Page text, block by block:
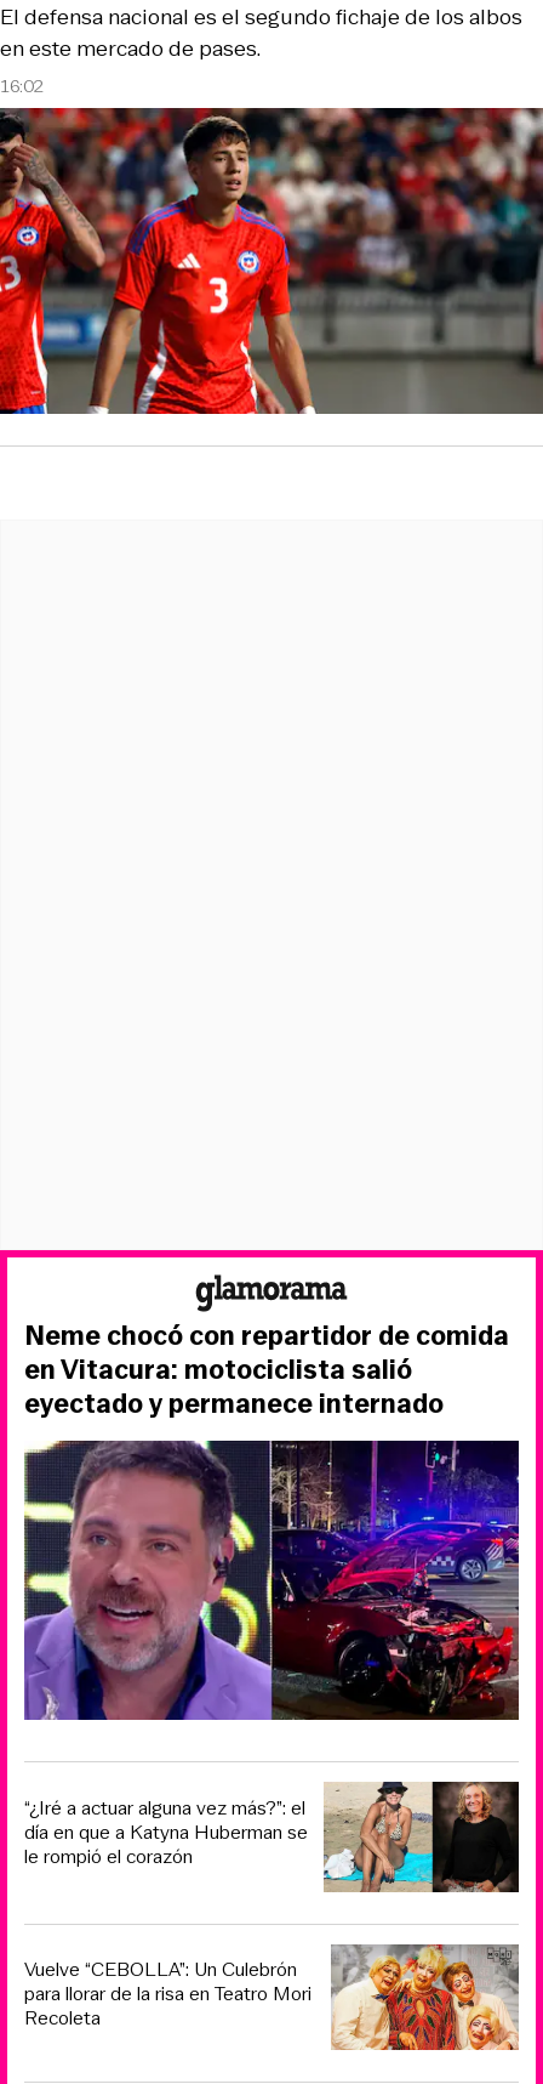
16:02
El defensa nacional es el segundo fichaje de los albos
en este mercado de pases.
Neme chocó con repartidor de comida
en Vitacura: motociclista salió
eyectado y permanece internado
“¿Iré a actuar alguna vez más?”: el
día en que a Katyna Huberman se
le rompió el corazón
Vuelve “CEBOLLA”: Un Culebrón
para llorar de la risa en Teatro Mori
Recoleta